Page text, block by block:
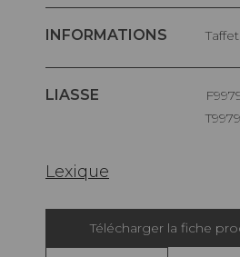
INFORMATIONS
LIASSE
Lexique
Télécharger la fiche